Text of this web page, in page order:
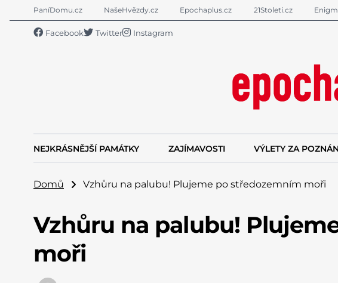
PaníDomu.cz NašeHvězdy.cz Epochaplus.cz 21Stoleti.cz
Facebook Twitter Instagram
NEJKRÁSNĚJŠÍ PAMÁTKY ZAJÍMAVOSTI VÝLETY ZA
Domů Vzhůru na palubu! Plujeme po středozemním moři
Vzhůru na palubu!
moři